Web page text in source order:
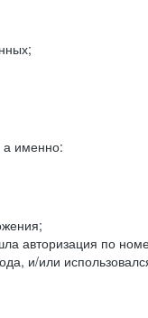
а именно:
авторизация по
и/или